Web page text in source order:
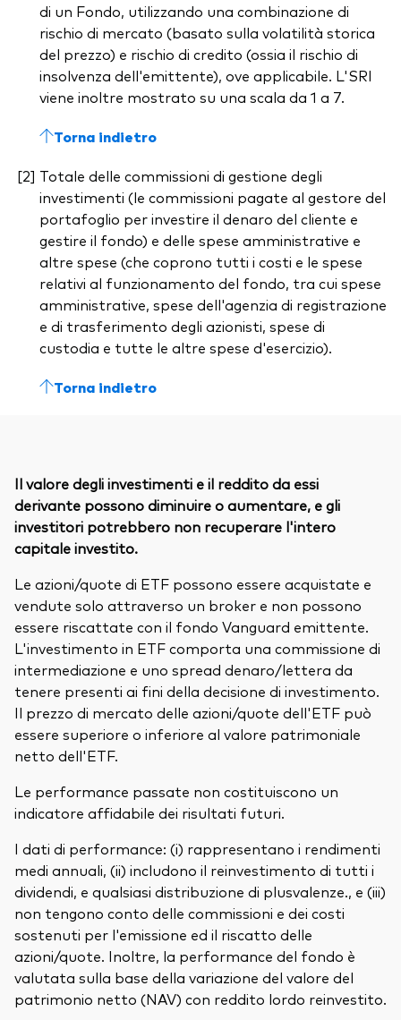
di un Fondo, utilizzando una combinazione di
rischio di mercato (basato sulla volatilità storica
del prezzo) e rischio di credito (ossia il rischio di
insolvenza dell'emittente), ove applicabile. L'SRI
viene inoltre mostrato su una scala da 1 a 7.
Torna indietro
Totale delle commissioni di gestione degli
investimenti (le commissioni pagate al gestore del
portafoglio per investire il denaro del cliente e
gestire il fondo) e delle spese amministrative e
altre spese (che coprono tutti i costi e le spese
relativi al funzionamento del fondo, tra cui spese
amministrative, spese dell'agenzia di registrazione
e di trasferimento degli azionisti, spese di
custodia e tutte le altre spese d'esercizio).
Torna indietro
Il valore degli investimenti e il reddito da essi
derivante possono diminuire o aumentare, e gli
investitori potrebbero non recuperare l'intero
capitale investito.
Le azioni/quote di ETF possono essere acquistate e
vendute solo attraverso un broker e non possono
essere riscattate con il fondo Vanguard emittente.
L'investimento in ETF comporta una commissione di
intermediazione e uno spread denaro/lettera da
tenere presenti ai fini della decisione di investimento.
Il prezzo di mercato delle azioni/quote dell'ETF può
essere superiore o inferiore al valore patrimoniale
netto dell'ETF.
Le performance passate non costituiscono un
indicatore affidabile dei risultati futuri.
I dati di performance: (i) rappresentano i rendimenti
medi annuali, (ii) includono il reinvestimento di tutti i
dividendi, e qualsiasi distribuzione di plusvalenze., e (iii)
non tengono conto delle commissioni e dei costi
sostenuti per l'emissione ed il riscatto delle
azioni/quote. Inoltre, la performance del fondo è
valutata sulla base della variazione del valore del
patrimonio netto (NAV) con reddito lordo reinvestito.